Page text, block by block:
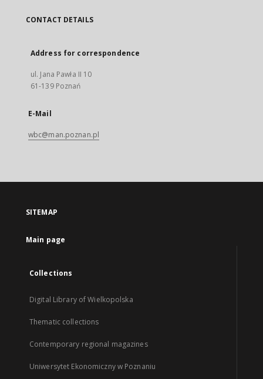
CONTACT DETAILS
Address for correspondence
ul. Jana Pawła II 10
61-139 Poznań
E-Mail
wbc@man.poznan.pl
SITEMAP
Main page
Collections
Digital Library of Wielkopolska
Thematic collections
Contemporary regional magazines
Uniwersytet Ekonomiczny w Poznaniu